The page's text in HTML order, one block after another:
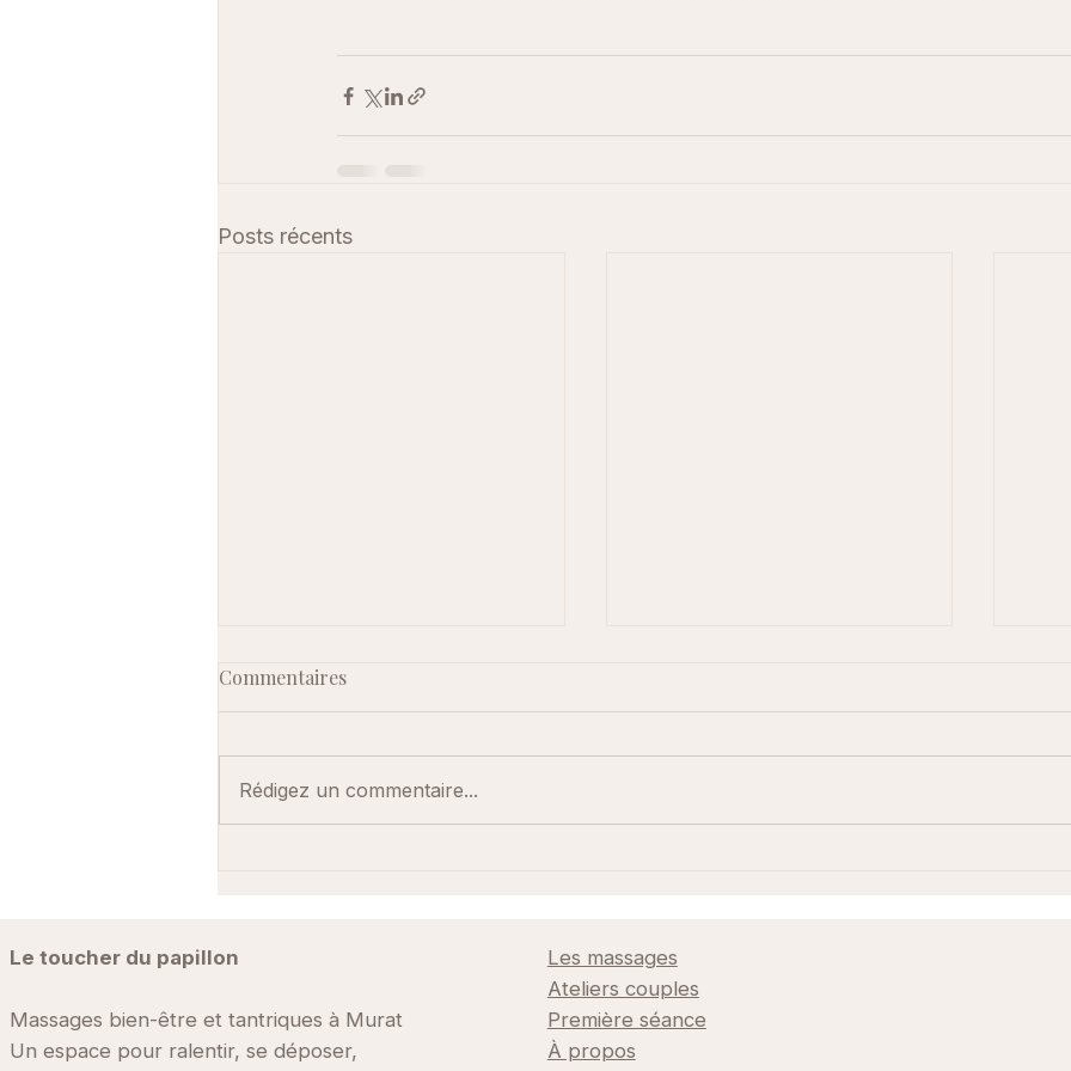
Posts récents
Commentaires
Rédigez un commentaire...
Le toucher du papillon
Massages bien-être et tantriques à Murat
Un espace pour ralentir, se déposer,
Les massages
Ateliers couples
Première séance
À propos